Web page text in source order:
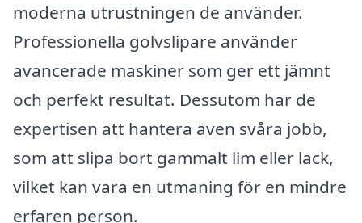
moderna utrustningen de använder.
Professionella golvslipare använder
avancerade maskiner som ger ett jämnt
och perfekt resultat. Dessutom har de
expertisen att hantera även svåra jobb,
som att slipa bort gammalt lim eller lack,
vilket kan vara en utmaning för en mindre
erfaren person.